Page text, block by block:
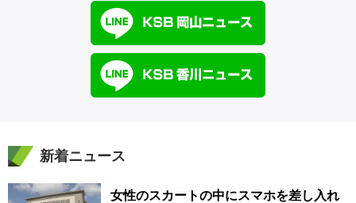
新着ニュース
女性のスカートの中にスマホを差し入れ